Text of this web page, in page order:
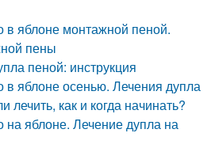
в яблоне монтажной пеной.
пены
пеной: инструкция
в яблоне осенью. Лечения дупла
лечить, как и когда начинать?
на яблоне. Лечение дупла на